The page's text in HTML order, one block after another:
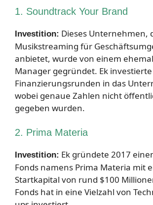
1. Soundtrack Your Brand
Investition: Dieses Unternehmen,
Musikstreaming für
anbietet, wurde von einem
Manager gegründet. Ek
Finanzierungsrunden in das
wobei genaue Zahlen nicht
gegeben wurden.
2. Prima Materia
Investition: Ek gründete 2017
Fonds namens Prima Materia mit
Startkapital von rund $100
Fonds hat in eine Vielzahl von